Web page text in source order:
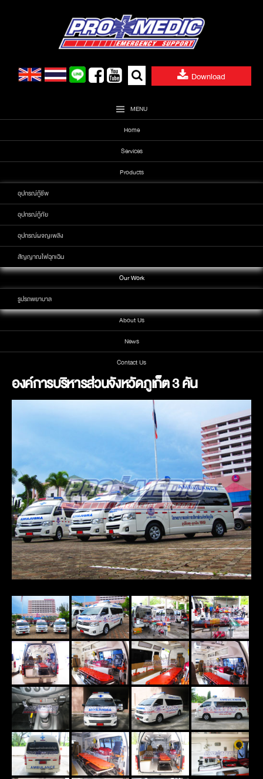
Download
Search
for:
MENU
Home
Services
Products
อุปกรณ์กู้ชีพ
อุปกรณ์กู้ภัย
อุปกรณ์ผจญเพลิง
สัญญาณไฟฉุกเฉิน
Our Work
รูปรถพยาบาล
About Us
News
Contact Us
องค์การบริหารส่วนจังหวัดภูเก็ต 3 คัน